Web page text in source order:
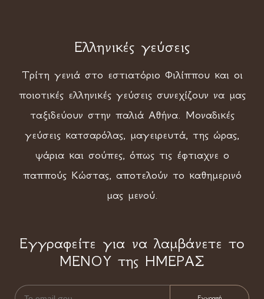
Ελληνικές γεύσεις
Τρίτη γενιά στο εστιατόριο Φιλίππου και οι
ποιοτικές ελληνικές γεύσεις συνεχίζουν να μας
ταξιδεύουν στην παλιά Αθήνα. Μοναδικές
γεύσεις κατσαρόλας, μαγειρευτά, της ώρας,
ψάρια και σούπες, όπως τις έφτιαχνε ο
παππούς Κώστας, αποτελούν το καθημερινό
μας μενού.
Εγγραφείτε για να λαμβάνετε το
ΜΕΝΟΥ της ΗΜΕΡΑΣ